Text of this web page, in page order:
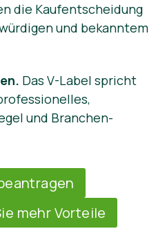
die Kaufentscheidung
und bekanntem
Das V-Label spricht
und Branchen-
mehr Vorteile